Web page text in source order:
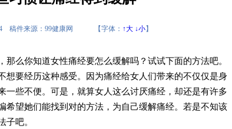
稿件来源：99健康网 【字体： ↑大 ↓小】
么你知道女性痛经要怎么缓解吗？试试下面的方法吧。
要经历这种感受。因为痛经给女人们带来的不仅仅是身
一些不便。可是，就算女人这么讨厌痛经，却还是有许多
希望她们能找到对的方法，为自己缓解痛经。若是不知该
子吧。